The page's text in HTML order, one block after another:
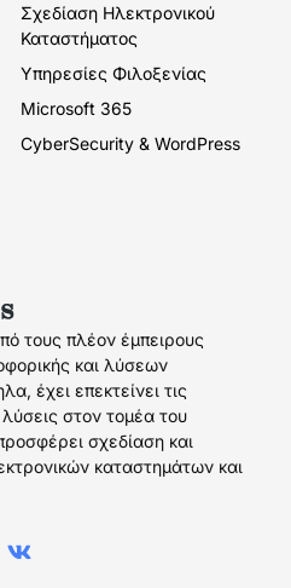
τους πλέον έμπειρους
και λύσεων
έχει επεκτείνει τις
στον τομέα του
σχεδίαση και
καταστημάτων και
Σχεδίαση Ηλεκτρονικού
Καταστήματος
Υπηρεσίες Φιλοξενίας
Microsoft 365
CyberSecurity & WordPress